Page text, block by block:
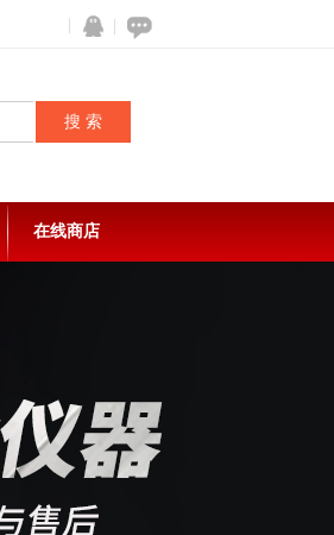
在线商店